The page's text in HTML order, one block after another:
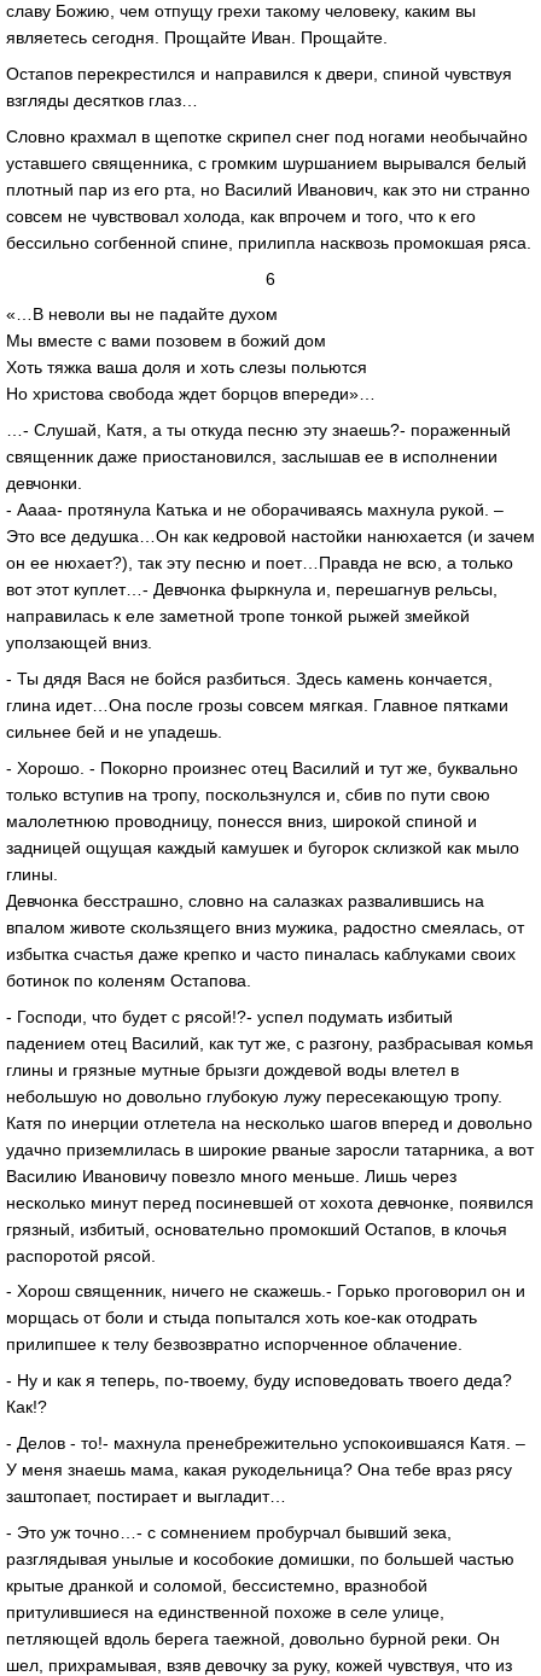
славу Божию, чем отпущу грехи такому человеку, каким вы
являетесь сегодня. Прощайте Иван. Прощайте.
Остапов перекрестился и направился к двери, спиной чувствуя
взгляды десятков глаз…
Словно крахмал в щепотке скрипел снег под ногами необычайно
уставшего священника, с громким шуршанием вырывался белый
плотный пар из его рта, но Василий Иванович, как это ни странно
совсем не чувствовал холода, как впрочем и того, что к его
бессильно согбенной спине, прилипла насквозь промокшая ряса.
6
«…В неволи вы не падайте духом
Мы вместе с вами позовем в божий дом
Хоть тяжка ваша доля и хоть слезы польются
Но христова свобода ждет борцов впереди»…
…- Слушай, Катя, а ты откуда песню эту знаешь?- пораженный
священник даже приостановился, заслышав ее в исполнении
девчонки.
- Аааа- протянула Катька и не оборачиваясь махнула рукой. –
Это все дедушка…Он как кедровой настойки нанюхается (и зачем
он ее нюхает?), так эту песню и поет…Правда не всю, а только
вот этот куплет…- Девчонка фыркнула и, перешагнув рельсы,
направилась к еле заметной тропе тонкой рыжей змейкой
уползающей вниз.
- Ты дядя Вася не бойся разбиться. Здесь камень кончается,
глина идет…Она после грозы совсем мягкая. Главное пятками
сильнее бей и не упадешь.
- Хорошо. - Покорно произнес отец Василий и тут же, буквально
только вступив на тропу, поскользнулся и, сбив по пути свою
малолетнюю проводницу, понесся вниз, широкой спиной и
задницей ощущая каждый камушек и бугорок склизкой как мыло
глины.
Девчонка бесстрашно, словно на салазках развалившись на
впалом животе скользящего вниз мужика, радостно смеялась, от
избытка счастья даже крепко и часто пиналась каблуками своих
ботинок по коленям Остапова.
- Господи, что будет с рясой!?- успел подумать избитый
падением отец Василий, как тут же, с разгону, разбрасывая комья
глины и грязные мутные брызги дождевой воды влетел в
небольшую но довольно глубокую лужу пересекающую тропу.
Катя по инерции отлетела на несколько шагов вперед и довольно
удачно приземлилась в широкие рваные заросли татарника, а вот
Василию Ивановичу повезло много меньше. Лишь через
несколько минут перед посиневшей от хохота девчонке, появился
грязный, избитый, основательно промокший Остапов, в клочья
распоротой рясой.
- Хорош священник, ничего не скажешь.- Горько проговорил он и
морщась от боли и стыда попытался хоть кое-как отодрать
прилипшее к телу безвозвратно испорченное облачение.
- Ну и как я теперь, по-твоему, буду исповедовать твоего деда?
Как!?
- Делов - то!- махнула пренебрежительно успокоившаяся Катя. –
У меня знаешь мама, какая рукодельница? Она тебе враз рясу
заштопает, постирает и выгладит…
- Это уж точно…- с сомнением пробурчал бывший зека,
разглядывая унылые и кособокие домишки, по большей частью
крытые дранкой и соломой, бессистемно, вразнобой
притулившиеся на единственной похоже в селе улице,
петляющей вдоль берега таежной, довольно бурной реки. Он
шел, прихрамывая, взяв девочку за руку, кожей чувствуя, что из